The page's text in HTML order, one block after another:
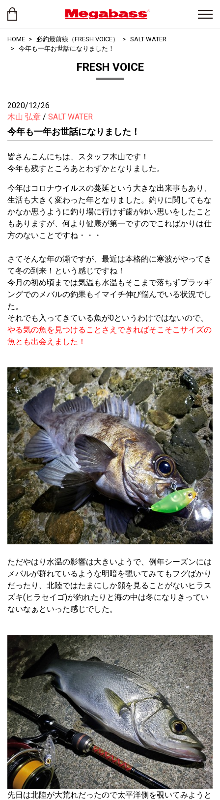
HOME 必釣最前線（FRESH VOICE）
SALT WATER
今年も一年お世話になりました！
FRESH VOICE
2020/12/26
木山 弘章
SALT WATER
今年も一年お世話になりました！
皆さんこんにちは、スタッフ木山です！
今年も残すところあとわずかとなりました。
今年はコロナウイルスの蔓延という大きな出来事もあり、
生活も大きく変わった年となりました。釣りに関してもな
かなか思うように釣り場に行けず歯がゆい思いをしたこと
もありますが、何より健康が第一ですのでこればかりは仕
方のないことですね・・・
さてそんな年の瀬ですが、最近は本格的に寒波がやってき
て冬の到来！という感じですね！
今月の初め頃までは気温も水温もそこまで落ちずプラッギ
ングでのメバルの釣果もイマイチ伸び悩んでいる状況でし
た。
それでも入ってきている魚が0というわけではないので、
やる気の魚を見つけることさえできればそこそこサイズの
魚とも出会えました！
ただやはり水温の影響は大きいようで、例年シーズンには
メバルが群れているような明暗を覗いてみてもフグばかり
だったり、北陸ではたまにしか顔を見ることがないヒラス
ズキ(ヒラセイゴ)が釣れたりと海の中は冬になりきってい
ないなぁといった感じでした。
先日は北陸が大荒れだったので太平洋側を覗いてみようと